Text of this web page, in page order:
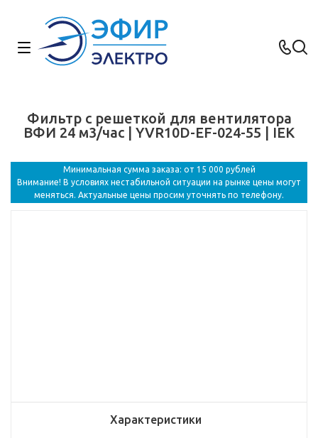
Фильтр c решеткой для вентилятора
ВФИ 24 м3/час | YVR10D-EF-024-55 | IEK
Минимальная сумма заказа: от 15 000 рублей
Внимание! В условиях нестабильной ситуации на рынке цены могут
меняться. Актуальные цены просим уточнять по телефону.
Характеристики